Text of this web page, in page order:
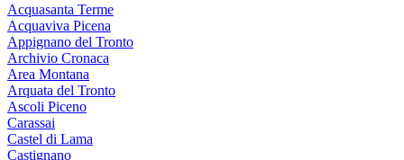
Acquasanta Terme
Acquaviva Picena
Appignano del Tronto
Archivio Cronaca
Area Montana
Arquata del Tronto
Ascoli Piceno
Carassai
Castel di Lama
Castignano